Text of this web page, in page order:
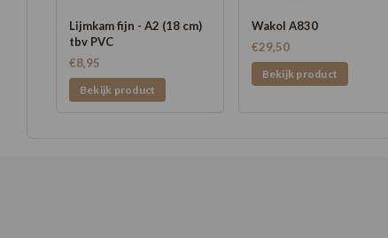
Lijmkam fijn - A2 (18 cm)
tbv PVC
€8,95
Bekijk product
Wakol A830
€29,50
Bekijk product